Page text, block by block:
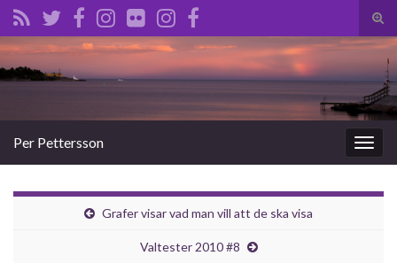
Slå
på/
Search for:
Slå
på/av
Per Pettersson
Grafer visar vad man vill att de ska visa
Valtester 2010 #8